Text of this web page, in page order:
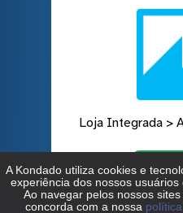
Loja Integrada >
Saiba